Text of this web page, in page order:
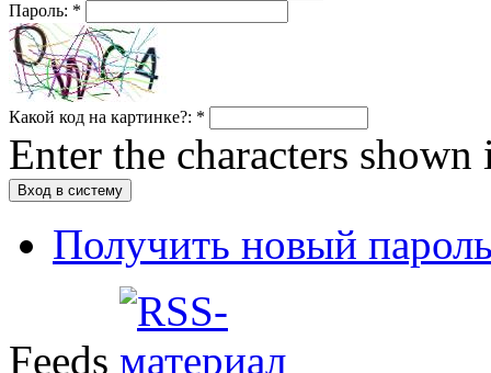
Пароль: *
Какой код на картинке?: *
Enter the characters shown
Получить новый
Feeds